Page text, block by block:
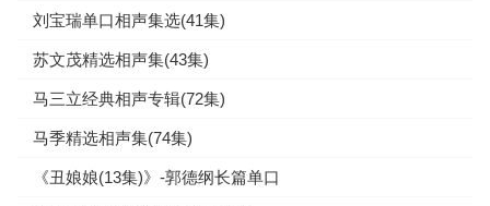
刘宝瑞单口相声集选(41集)
苏文茂精选相声集(43集)
马三立经典相声专辑(72集)
马季精选相声集(74集)
《丑娘娘(13集)》-郭德纲长篇单口